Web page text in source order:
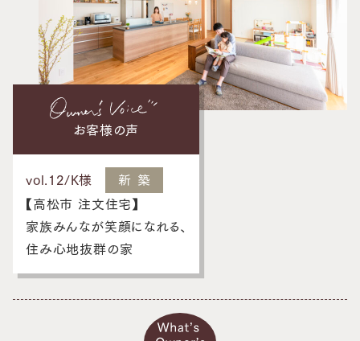
5つのこだわり
施工事例
新築住宅
不動産情報
お問い合わせ・資料請求
採用情報
お客様の声
vol.12/ K様
新築
【高松市 注文住宅】
家族みんなが笑顔になれる、
住み心地抜群の家